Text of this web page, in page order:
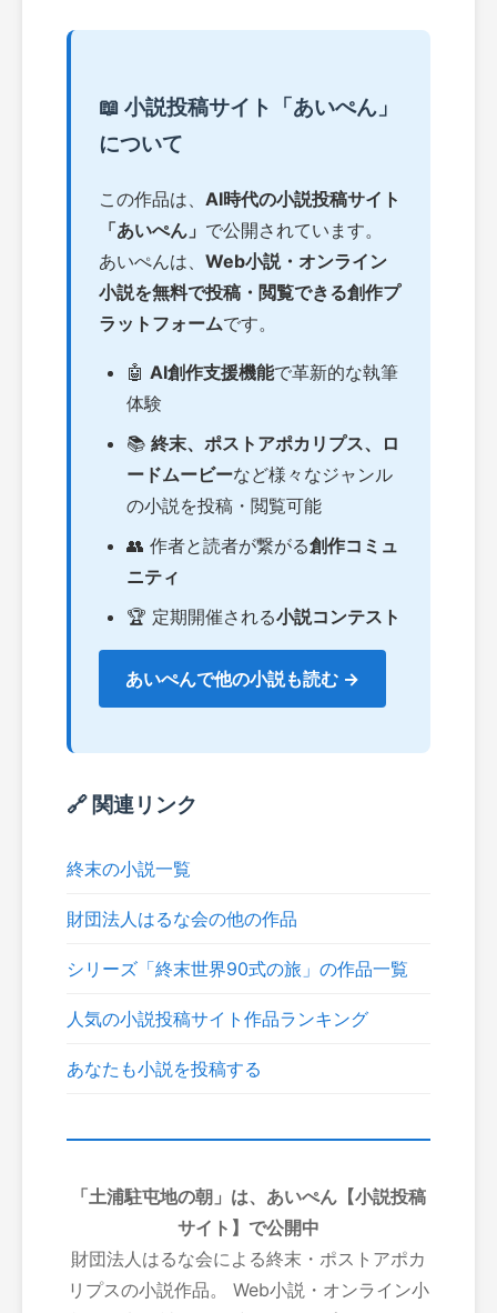
📖 小説投稿サイト「あいぺん」
について
この作品は、 AI時代の小説投稿サイト
「あいぺん」 で公開されています。
あいぺんは、 Web小説・オンライン
小説を無料で投稿・閲覧できる創作プ
ラットフォームです。
🤖 AI創作支援機能で革新的な執筆
体験
📚 終末、ポストアポカリプス、ロ
ードムービーなど様々なジャンル
の小説を投稿・閲覧可能
👥 作者と読者が繋がる創作コミュ
ニティ
🏆 定期開催される小説コンテスト
あいぺんで他の小説も読む →
🔗 関連リンク
終末の小説一覧
財団法人はるな会の他の作品
シリーズ「終末世界90式の旅」の作品一覧
人気の小説投稿サイト作品ランキング
あなたも小説を投稿する
「土浦駐屯地の朝」は、あいぺん【小説投稿
サイト】で公開中
財団法人はるな会による終末・ポストアポカ
リプスの小説作品。 Web小説・オンライン小